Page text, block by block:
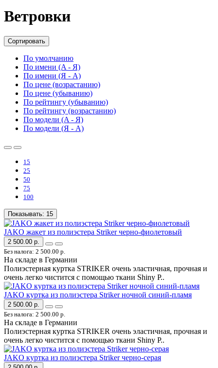
Ветровки
Сортировать
По умолчанию
По имени (A - Я)
По имени (Я - A)
По цене (возрастанию)
По цене (убыванию)
По рейтингу (убыванию)
По рейтингу (возрастанию)
По модели (A - Я)
По модели (Я - A)
15
25
50
75
100
Показывать: 15
JAKO жакет из полиэстера Striker черно-фиолетовый
2 500.00 р.
Без налога: 2 500.00 р.
На складе в Германии
Полиэстерная куртка STRIKER очень эластичная, прочная и
очень легко чистится с помощью ткани Shiny P..
JAKO куртка из полиэстера Striker ночной синий-пламя
2 500.00 р.
Без налога: 2 500.00 р.
На складе в Германии
Полиэстерная куртка STRIKER очень эластичная, прочная и
очень легко чистится с помощью ткани Shiny P..
JAKO куртка из полиэстера Striker черно-серая